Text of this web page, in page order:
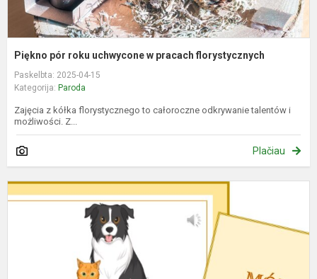
Piękno pór roku uchwycone w pracach florystycznych
Paskelbta: 2025-04-15
Kategorija: Paroda
Zajęcia z kółka florystycznego to całoroczne odkrywanie talentów i
możliwości. Z...
Plačiau